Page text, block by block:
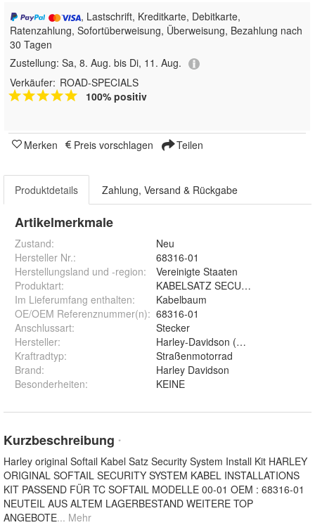
, Lastschrift, Kreditkarte, Debitkarte,
Ratenzahlung, Sofortüberweisung, Überweisung, Bezahlung nach
30 Tagen
Zustellung: Sa, 8. Aug. bis Di, 11. Aug.
Verkäufer: ROAD-SPECIALS
100% positiv
Merken Preis vorschlagen Teilen
Produktdetails Zahlung, Versand & Rückgabe
Artikelmerkmale
Zustand:
Neu
Hersteller Nr.:
68316-01
Herstellungsland und -region:
Vereinigte Staaten
Produktart:
KABELSATZ SECURITY SYSTEM
Im Lieferumfang enthalten:
Kabelbaum
OE/OEM Referenznummer(n): 68316-01
Anschlussart:
Stecker
Hersteller:
Harley-Davidson (Original OE)
Kraftradtyp:
Straßenmotorrad
Brand:
Harley Davidson
Besonderheiten: KEINE
Kurzbeschreibung *
Harley original Softail Kabel Satz Security System Install Kit HARLEY
ORIGINAL SOFTAIL SECURITY SYSTEM KABEL INSTALLATIONS
KIT PASSEND FÜR TC SOFTAIL MODELLE 00-01 OEM : 68316-01
NEUTEIL AUS ALTEM LAGERBESTAND WEITERE TOP
ANGEBOTE... Mehr